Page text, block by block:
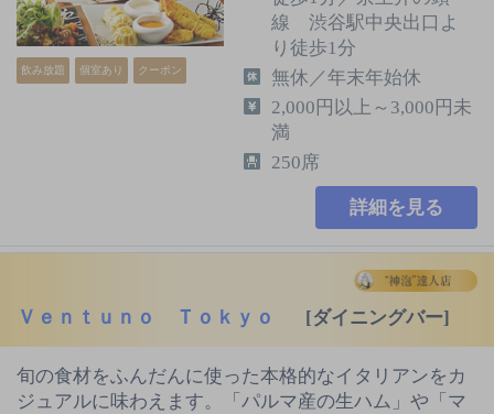
飲み放題 個室あり クーポン
線 渋谷駅中央出口よ
り徒歩1分
無休／年末年始休
2,000円以上～3,000円未
満
250席
詳細を見る
Ｖｅｎｔｕｎｏ Ｔｏｋｙｏ [ダイニングバー]
旬の食材をふんだんに使った本格的なイタリアンをカ
ジュアルに味わえます。「パルマ産の生ハム」や「マ